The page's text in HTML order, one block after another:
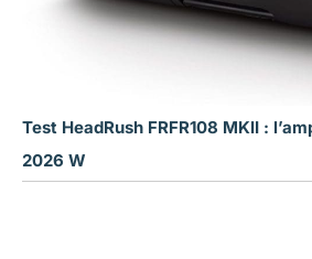
Test HeadRush FRFR108 MKII :
2026 W